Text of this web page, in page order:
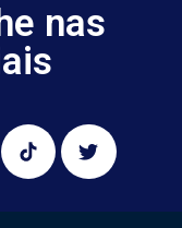
nas